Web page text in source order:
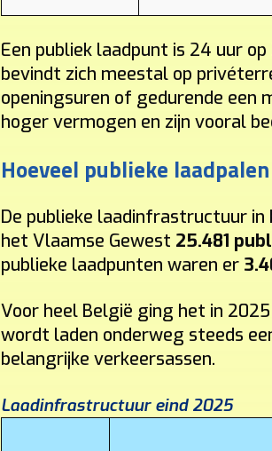
Een publiek laadpunt is 24 uur
bevindt zich meestal op
openingsuren of gedurende een
hoger vermogen en zijn vooral
Hoeveel publieke
De publieke laadinfrastructuur in
het Vlaamse Gewest 25.481
publieke laadpunten waren er
Voor heel België ging het in
wordt laden onderweg steeds
belangrijke verkeersassen.
Laadinfrastructuur eind 2025